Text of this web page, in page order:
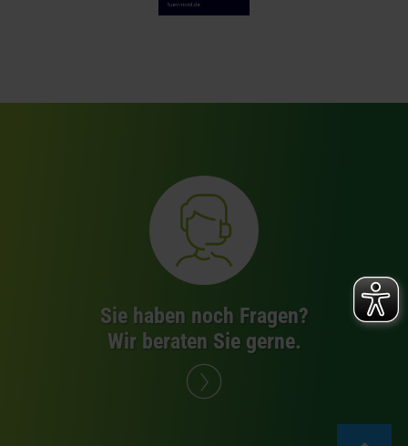
Sie haben noch Fragen?
Wir beraten Sie gerne.